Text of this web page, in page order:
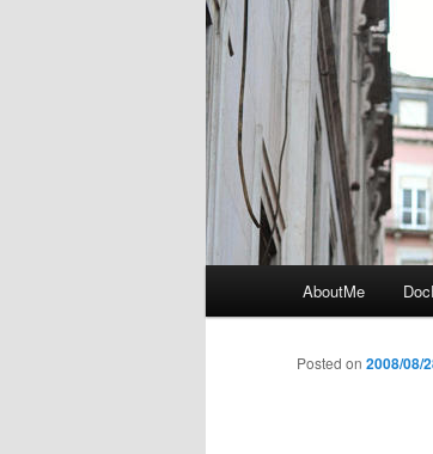
AboutMe
Posted on 2008/08/